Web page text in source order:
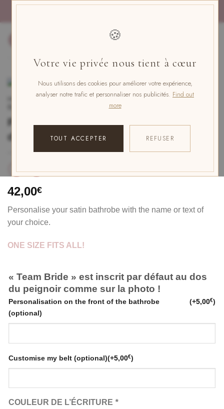
🍪
Votre vie privée nous tient à cœur
Nous utilisons des cookies pour améliorer votre expérience,
analyser notre trafic et personnaliser nos publicités. Find out
more
TOUT ACCEPTER REFUSER
PERSONALISED WEDDING AND BRIDESMAID
Peignoir personnalisé Demoiselle
d’honneur Taille Unique
42,00€
Personalise your satin bathrobe with the name or text of
your choice.
ONE SIZE FITS ALL!
« Team Bride » est inscrit par défaut au dos
du peignoir comme sur la photo !
Personalisation on the front of the bathrobe
(optional)
(+5,00€)
Customise my belt (optional)(+5,00€)
COULEUR DE L’ÉCRITURE *